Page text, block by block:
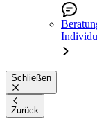
Schließen
Zurück